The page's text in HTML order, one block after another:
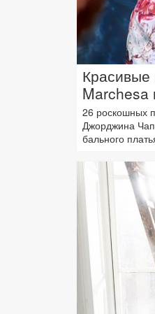
Красивые
Marchesa
26 роскошных
Джорджина
бального